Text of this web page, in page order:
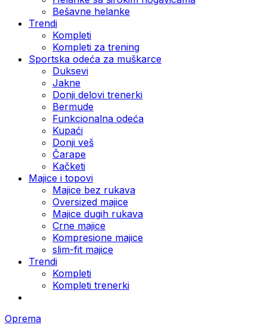
Bešavne helanke
Trendi
Kompleti
Kompleti za trening
Sportska odeća za muškarce
Duksevi
Jakne
Donji delovi trenerki
Bermude
Funkcionalna odeća
Kupaći
Donji veš
Čarape
Kačketi
Majice i topovi
Majice bez rukava
Oversized majice
Majice dugih rukava
Crne majice
Kompresione majice
slim-fit majice
Trendi
Kompleti
Kompleti trenerki
Oprema